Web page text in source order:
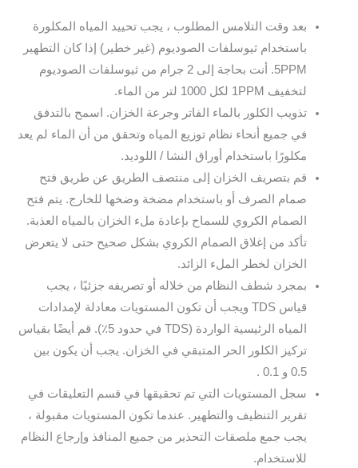
بعد وقت التلامس المطلوب ، يجب تحييد المياه المكلورة
باستخدام ثيوسلفات الصوديوم (غير خطير) إذا كان التطهير
5PPM. أنت بحاجة إلى 2 جرام من ثيوسلفات الصوديوم
لتخفيف 1PPM لكل 1000 لتر من الماء.
تذويب الكلور بالماء الفاتر وجرعة الخزان. اسمح بالتدفق
في جميع أنحاء نظام توزيع المياه وتحقق من أن الماء لم يعد
مكلورًا باستخدام أوراق النشا / اللوديد.
قم بتصريف الخزان إلى منتصف الطريق عن طريق فتح
صمام الصرف أو باستخدام مضخة وضخها للخارج. يتم فتح
الصمام الكروي للسماح بإعادة ملء الخزان بالمياه العذبة.
تأكد من إغلاق الصمام الكروي بشكل صحيح حتى لا يتعرض
الخزان لخطر الملء الزائد.
بمجرد شطف النظام من خلاله أو تصريفه جزئيًا ، يجب
قياس TDS ويجب أن تكون المستويات معادلة لإمدادات
المياه الرئيسية الواردة (TDS في حدود 5٪). قم أيضًا بقياس
تركيز الكلور الحر المتبقي في الخزان. يجب أن يكون بين
0.5 و 0.1 .
سجل المستويات التي تم تحقيقها في قسم التعليقات في
تقرير التنظيف والتطهير. عندما تكون المستويات مقبولة ،
يجب جمع ملصقات التحذير من جميع المنافذ وإرجاع النظام
للاستخدام.